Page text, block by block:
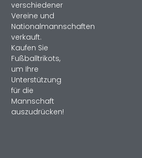
verschiedener
Vereine und
Nationalmannschaften
verkauft.
Kaufen Sie
Fußballtrikots,
um Ihre
Unterstützung
für die
Mannschaft
auszudrücken!